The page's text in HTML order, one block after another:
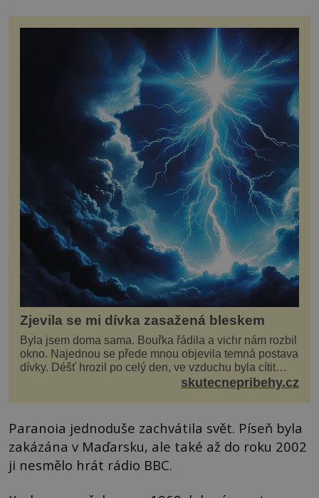
Zjevila se mi dívka zasažená bleskem
Byla jsem doma sama. Bouřka řádila a vichr nám rozbil
okno. Najednou se přede mnou objevila temná postava
dívky. Déšť hrozil po celý den, ve vzduchu byla cítit
bouřka. Do topolů před domem se opřel ví...skutecnepribehy.cz
Paranoia jednoduše zachvátila svět. Píseň byla
zakázána v Maďarsku, ale také až do roku 2002
ji nesmělo hrát rádio BBC.